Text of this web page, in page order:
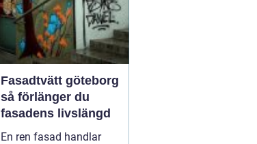
Fasadtvätt göteborg
så förlänger du
fasadens livslängd
En ren fasad handlar